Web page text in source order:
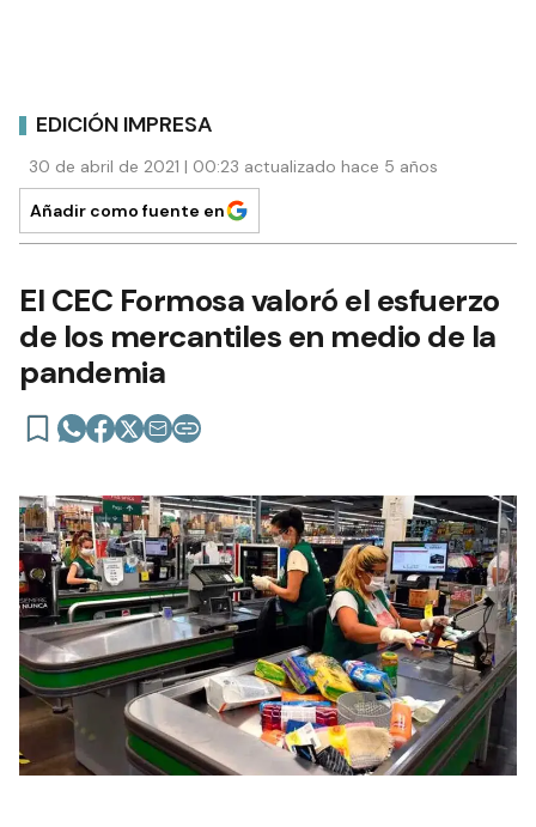
EDICIÓN IMPRESA
30 de abril de 2021 | 00:23 actualizado hace 5 años
Añadir como fuente en
El CEC Formosa valoró el esfuerzo
de los mercantiles en medio de la
pandemia